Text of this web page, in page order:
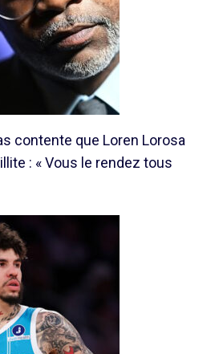
contente que Loren Lorosa
: « Vous le rendez tous